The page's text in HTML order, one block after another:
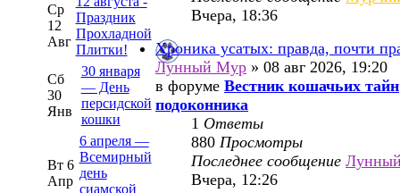
Ср
12
Авг
Праздник
Прохладной
Плитки!
Сб
30
Янв
30 января
— День
персидской
кошки
Вт 6
Апр
6 апреля —
Всемирный
день
сиамской
Вчера, 18:36
Хроника усатых: правда, почти
Лунный Мур » 08 авг 2026, 19:20
в форумеВестник кошачьих тайн
подоконника
1 Ответы
880Просмотры
Последнее сообщение
Вчера, 12:26